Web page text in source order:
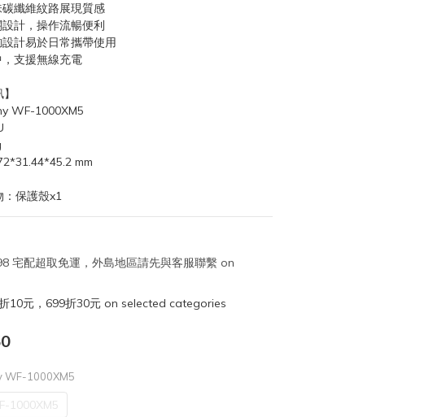
纖維紋路展現質感
計，操作流暢便利
計易於日常攜帶使用
支援無線充電
WF-1000XM5
mm
：保護殼x1
宅配超取免運，外島地區請先與客服聯繫 on
10元，699折30元 on selected categories
WF-1000XM5
1000XM5